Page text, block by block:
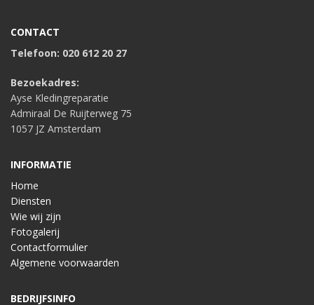
CONTACT
Telefoon: 020 612 20 27
Bezoekadres:
Ayse Kledingreparatie
Admiraal De Ruijterweg 75
1057 JZ Amsterdam
INFORMATIE
Home
Diensten
Wie wij zijn
Fotogalerij
Contactformulier
Algemene voorwaarden
BEDRIJFSINFO